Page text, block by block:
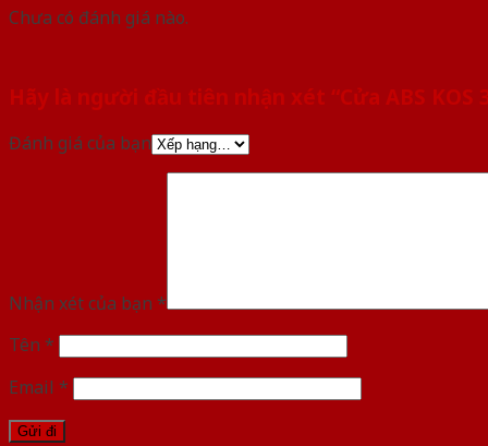
Chưa có đánh giá nào.
Hãy là người đầu tiên nhận xét “Cửa ABS KOS
Đánh giá của bạn
Nhận xét của bạn *
Tên *
Email *